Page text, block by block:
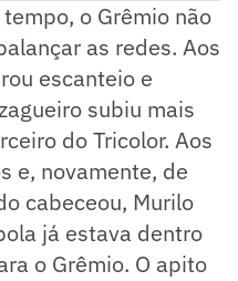
o Grêmio não
as redes. Aos
escanteio e
subiu mais
do Tricolor. Aos
e, novamente, de
cabeceou, Murilo
já estava dentro
o Grêmio. O apito